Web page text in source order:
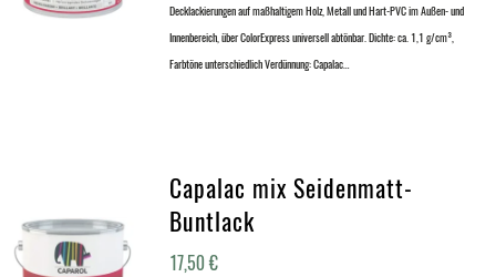
Decklackierungen auf maßhaltigem Holz, Metall und Hart-PVC im Außen- und
Innenbereich, über ColorExpress universell abtönbar. Dichte: ca. 1,1 g/cm³,
Farbtöne unterschiedlich Verdünnung: Capalac…
Capalac mix Seidenmatt-
Buntlack
17,50€